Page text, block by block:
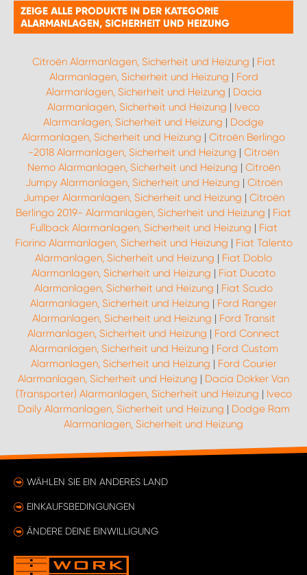
ZEIGE ALLE PRODUKTE IN DER KATEGORIE
ALARMANLAGEN, SICHERHEIT UND HEIZUNG
Citroën Alarmanlagen, Sicherheit und Heizung | Fiat
Alarmanlagen, Sicherheit und Heizung | Ford
Alarmanlagen, Sicherheit und Heizung | Dacia
Alarmanlagen, Sicherheit und Heizung | Iveco
Alarmanlagen, Sicherheit und Heizung | Dodge
Alarmanlagen, Sicherheit und Heizung | Citroën Berlingo
-2018 Alarmanlagen, Sicherheit und Heizung | Citroën
Nemo Alarmanlagen, Sicherheit und Heizung | Citroën
Jumpy Alarmanlagen, Sicherheit und Heizung | Citroën
Jumper Alarmanlagen, Sicherheit und Heizung | Citroën
Berlingo 2019- Alarmanlagen, Sicherheit und Heizung | Fiat
Fullback Alarmanlagen, Sicherheit und Heizung | Fiat
Fiorino Alarmanlagen, Sicherheit und Heizung | Fiat Talento
Alarmanlagen, Sicherheit und Heizung | Fiat Doblo
Alarmanlagen, Sicherheit und Heizung | Fiat Ducato
Alarmanlagen, Sicherheit und Heizung | Fiat Scudo
Alarmanlagen, Sicherheit und Heizung | Ford Ranger
Alarmanlagen, Sicherheit und Heizung | Ford Transit
Alarmanlagen, Sicherheit und Heizung | Ford Connect
Alarmanlagen, Sicherheit und Heizung | Ford Custom
Alarmanlagen, Sicherheit und Heizung | Ford Courier
Alarmanlagen, Sicherheit und Heizung | Dacia Dokker Van
(Transporter) Alarmanlagen, Sicherheit und Heizung | Iveco
Daily Alarmanlagen, Sicherheit und Heizung | Dodge Ram
Alarmanlagen, Sicherheit und Heizung
WÄHLEN SIE EIN ANDERES LAND
EINKAUFSBEDINGUNGEN
ÄNDERE DEINE EINWILLIGUNG